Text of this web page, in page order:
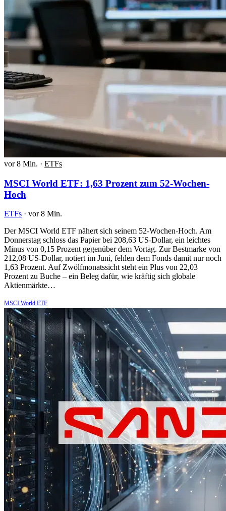
vor 8 Min. · ETFs
MSCI World ETF: 1,63 Prozent zum 52-Wochen-
Hoch
ETFs · vor 8 Min.
Der MSCI World ETF nähert sich seinem 52-Wochen-Hoch. Am
Donnerstag schloss das Papier bei 208,63 US-Dollar, ein leichtes
Minus von 0,15 Prozent gegenüber dem Vortag. Zur Bestmarke von
212,08 US-Dollar, notiert im Juni, fehlen dem Fonds damit nur noch
1,63 Prozent. Auf Zwölfmonatssicht steht ein Plus von 22,03
Prozent zu Buche – ein Beleg dafür, wie kräftig sich globale
Aktienmärkte…
MSCI World ETF